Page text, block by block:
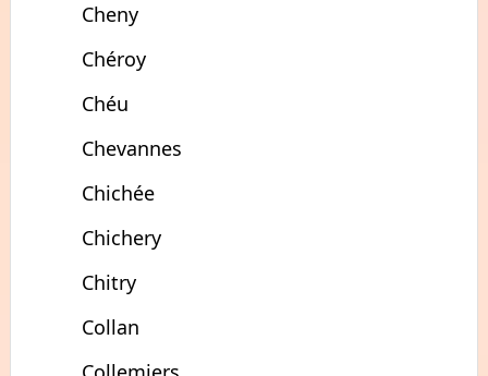
Cheny
Chéroy
Chéu
Chevannes
Chichée
Chichery
Chitry
Collan